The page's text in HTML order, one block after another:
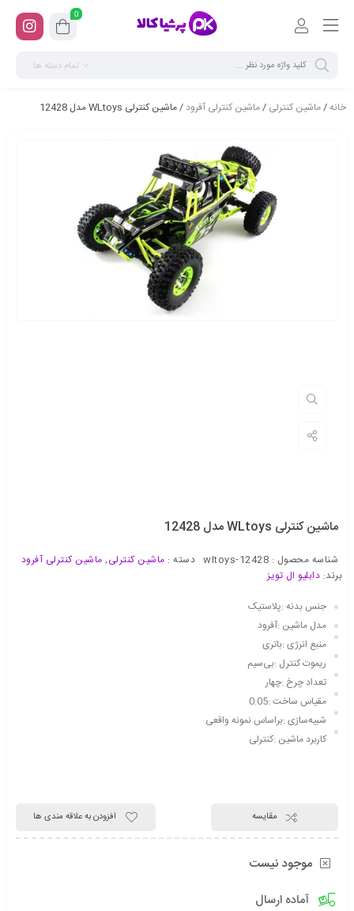
0
تمام دسته ها
خانه/ماشین کنترلی /ماشین کنترلی آفرود / ماشین کنترلی WLtoys مدل 12428
ماشین کنترلی WLtoys مدل 12428
شناسه محصول : wltoys-12428 دسته : ماشین کنترلی, ماشین کنترلی آفرود
برند: دابلیو ال تویز
جنس بدنه :پلاستیک
مدل ماشین :آفرود
منبع انرژی :باتری
ریموت کنترل :بی‌سیم
تعداد چرخ :چهار
مقیاس ساخت :0.05
شبیه‌سازی :براساس نمونه واقعی
کاربرد ماشین :کنترلی
مقایسه افزودن به علاقه مندی ها
موجود نیست
آماده ارسال